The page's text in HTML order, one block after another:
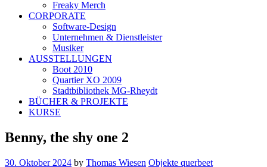
Freaky Merch
CORPORATE
Software-Design
Unternehmen & Dienstleister
Musiker
AUSSTELLUNGEN
Boot 2010
Quartier XO 2009
Stadtbibliothek MG-Rheydt
BÜCHER & PROJEKTE
KURSE
Benny, the shy one 2
30. Oktober 2024 by Thomas Wiesen Objekte querbeet